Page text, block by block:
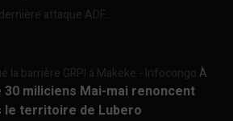
attaque ADF...
la barrière GRPI à Makeke - InfocongoÀ
30 miliciens Mai-mai renoncent
le territoire de Lubero